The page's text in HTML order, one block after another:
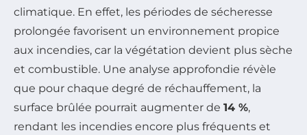
climatique. En effet, les périodes de sécheresse
prolongée favorisent un environnement propice
aux incendies, car la végétation devient plus sèche
et combustible. Une analyse approfondie révèle
que pour chaque degré de réchauffement, la
surface brûlée pourrait augmenter de 14 %,
rendant les incendies encore plus fréquents et